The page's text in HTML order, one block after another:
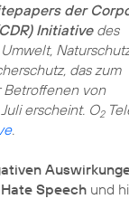
der
Initiativedes
das zum
Betroffenen von
erscheint. O2
.
Speech und